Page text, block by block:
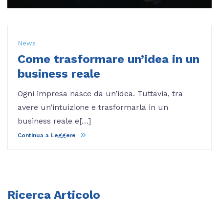
News
Come trasformare un’idea in un
business reale
Ogni impresa nasce da un’idea. Tuttavia, tra
avere un’intuizione e trasformarla in un
business reale e[…]
Continua a Leggere
Ricerca Articolo